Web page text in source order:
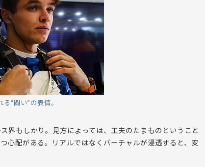
“闘い”の表情。
界もしかり。見方によっては、工夫のたまものということ
心配がある。リアルではなくバーチャルが浸透すると、変